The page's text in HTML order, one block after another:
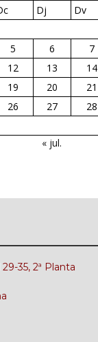
Dj Dv
5 6 7
12 13 14
19 20 21
26 27 28
« jul.
35, 2ª Planta